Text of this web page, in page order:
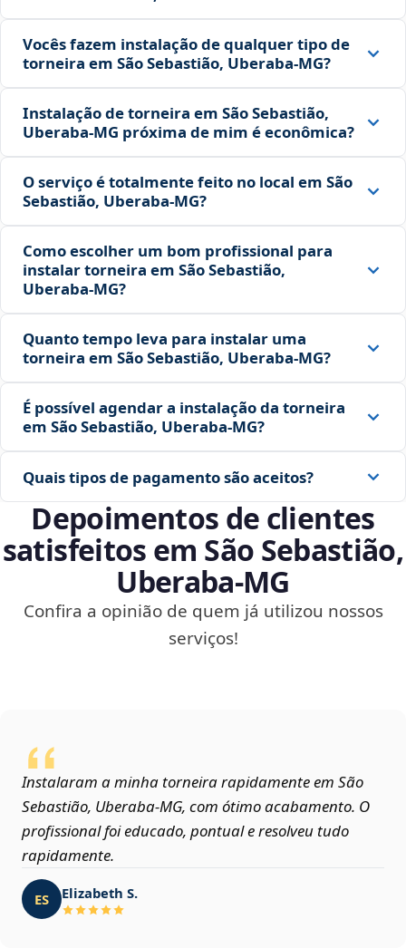
Vocês fazem instalação de qualquer tipo de
torneira em São Sebastião, Uberaba‑MG?
Instalação de torneira em São Sebastião,
Uberaba‑MG próxima de mim é econômica?
O serviço é totalmente feito no local em São
Sebastião, Uberaba‑MG?
Como escolher um bom profissional para
instalar torneira em São Sebastião,
Uberaba‑MG?
Quanto tempo leva para instalar uma
torneira em São Sebastião, Uberaba‑MG?
É possível agendar a instalação da torneira
em São Sebastião, Uberaba‑MG?
Quais tipos de pagamento são aceitos?
Depoimentos de clientes
satisfeitos em São Sebastião,
Uberaba‑MG
Confira a opinião de quem já utilizou nossos
serviços!
Instalaram a minha torneira rapidamente em São
Sebastião, Uberaba‑MG, com ótimo acabamento. O
profissional foi educado, pontual e resolveu tudo
rapidamente.
ES Elizabeth S.